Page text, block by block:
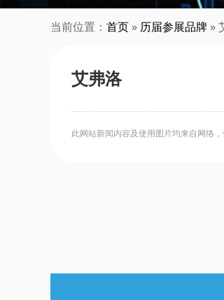
当前位置： 首页 » 历届参展品牌 »
艾弗洛
此网站新闻内容及使用图片均来自网络